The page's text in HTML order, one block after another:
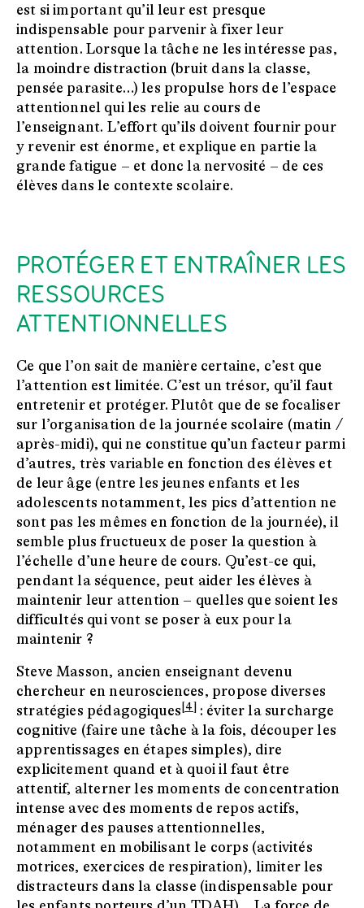
est si important qu’il leur est presque
indispensable pour parvenir à fixer leur
attention. Lorsque la tâche ne les intéresse pas,
la moindre distraction (bruit dans la classe,
pensée parasite…) les propulse hors de l’espace
attentionnel qui les relie au cours de
l’enseignant. L’effort qu’ils doivent fournir pour
y revenir est énorme, et explique en partie la
grande fatigue – et donc la nervosité – de ces
élèves dans le contexte scolaire.
PROTÉGER ET ENTRAÎNER LES
RESSOURCES
ATTENTIONNELLES
Ce que l’on sait de manière certaine, c’est que
l’attention est limitée. C’est un trésor, qu’il faut
entretenir et protéger. Plutôt que de se focaliser
sur l’organisation de la journée scolaire (matin /
après-midi), qui ne constitue qu’un facteur parmi
d’autres, très variable en fonction des élèves et
de leur âge (entre les jeunes enfants et les
adolescents notamment, les pics d’attention ne
sont pas les mêmes en fonction de la journée), il
semble plus fructueux de poser la question à
l’échelle d’une heure de cours. Qu’est-ce qui,
pendant la séquence, peut aider les élèves à
maintenir leur attention – quelles que soient les
difficultés qui vont se poser à eux pour la
maintenir ?
Steve Masson, ancien enseignant devenu
chercheur en neurosciences, propose diverses
stratégies pédagogiques [4]: éviter la surcharge
cognitive (faire une tâche à la fois, découper les
apprentissages en étapes simples), dire
explicitement quand et à quoi il faut être
attentif, alterner les moments de concentration
intense avec des moments de repos actifs,
ménager des pauses attentionnelles,
notamment en mobilisant le corps (activités
motrices, exercices de respiration), limiter les
distracteurs dans la classe (indispensable pour